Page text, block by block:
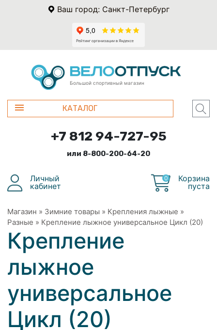
Ваш город: Санкт-Петербург
Большой спортивный магазин
КАТАЛОГ
+7 812 94-727-95
или 8-800-200-64-20
Личный
кабинет
0
Корзина
пуста
Магазин » Зимние товары » Крепления лыжные »
Разные » Крепление лыжное универсальное Цикл (20)
Крепление
лыжное
универсальное
Цикл (20)